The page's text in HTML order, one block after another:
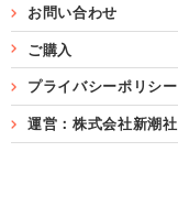
お問い合わせ
ご購入
プライバシーポリシー
運営：株式会社新潮社